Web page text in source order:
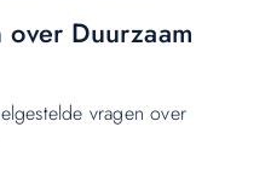
Duurzaam
vragen over